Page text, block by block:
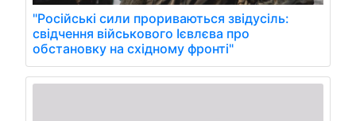
"Російські сили прориваються звідусіль:
свідчення військового Ієвлєва про
обстановку на східному фронті"